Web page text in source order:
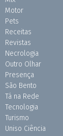
Motor
Pets
Receitas
Revistas
Necrologia
Outro Olhar
Presença
São Bento
Tá na Rede
Tecnologia
Turismo
Uniso Ciência